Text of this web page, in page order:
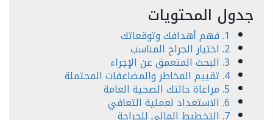
جدول المحتويات
1. فهم أهدافك وتوقعاتك
2. اختيار الجراح المناسب
3. البحث المتعمق عن الإجراء
4. تقييم المخاطر والمضاعفات المحتملة
5. مراعاة حالتك الصحية العامة
6. الاستعداد لعملية التعافي
7. التخطيط المالي للجراحة